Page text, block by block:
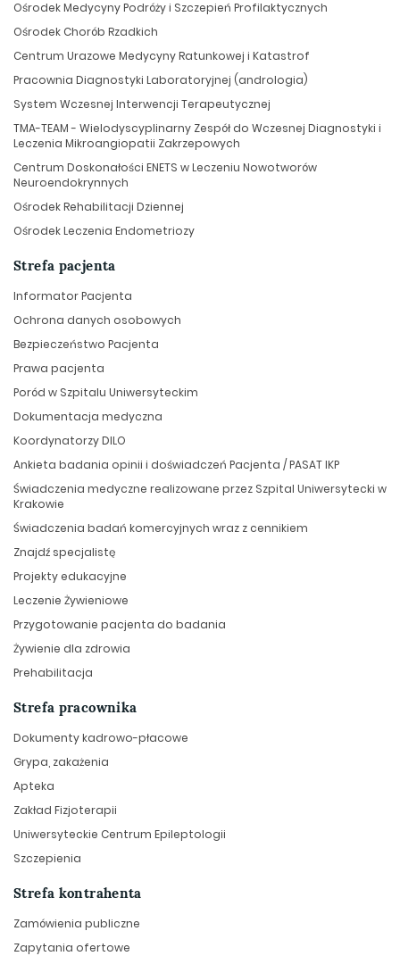
Ośrodek Medycyny Podróży i Szczepień Profilaktycznych
Ośrodek Chorób Rzadkich
Centrum Urazowe Medycyny Ratunkowej i Katastrof
Pracownia Diagnostyki Laboratoryjnej (andrologia)
System Wczesnej Interwencji Terapeutycznej
TMA-TEAM - Wielodyscyplinarny Zespół do Wczesnej Diagnostyki i
Leczenia Mikroangiopatii Zakrzepowych
Centrum Doskonałości ENETS w Leczeniu Nowotworów
Neuroendokrynnych
Ośrodek Rehabilitacji Dziennej
Ośrodek Leczenia Endometriozy
Strefa pacjenta
Informator Pacjenta
Ochrona danych osobowych
Bezpieczeństwo Pacjenta
Prawa pacjenta
Poród w Szpitalu Uniwersyteckim
Dokumentacja medyczna
Koordynatorzy DILO
Ankieta badania opinii i doświadczeń Pacjenta / PASAT IKP
Świadczenia medyczne realizowane przez Szpital Uniwersytecki w
Krakowie
Świadczenia badań komercyjnych wraz z cennikiem
Znajdź specjalistę
Projekty edukacyjne
Leczenie Żywieniowe
Przygotowanie pacjenta do badania
Żywienie dla zdrowia
Prehabilitacja
Strefa pracownika
Dokumenty kadrowo-płacowe
Grypa, zakażenia
Apteka
Zakład Fizjoterapii
Uniwersyteckie Centrum Epileptologii
Szczepienia
Strefa kontrahenta
Zamówienia publiczne
Zapytania ofertowe